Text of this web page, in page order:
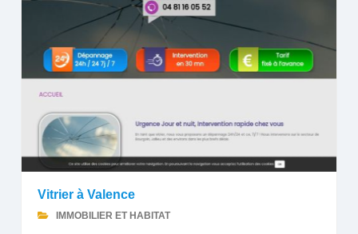
Vitrier à Valence
IMMOBILIER ET HABITAT